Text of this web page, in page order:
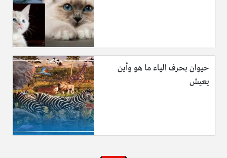
حيوان بحرف الياء ما هو وأين
يعيش